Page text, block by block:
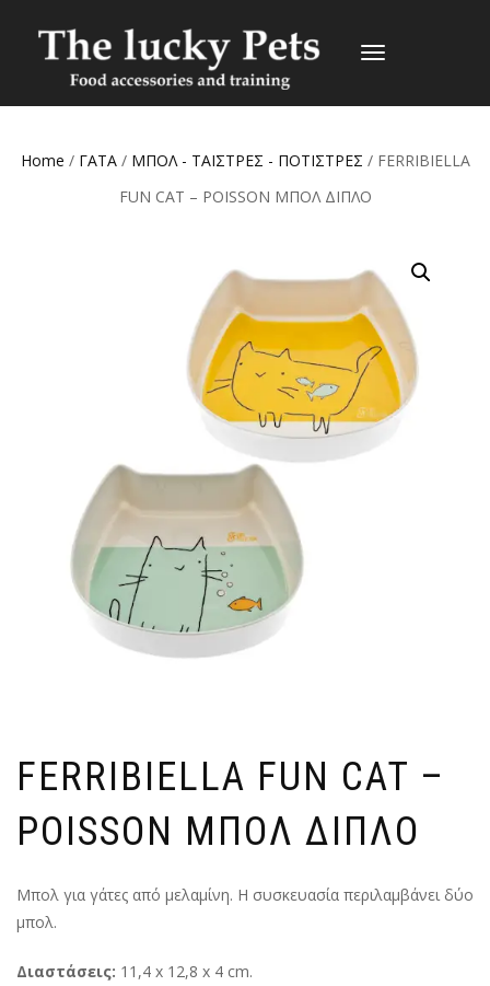
TOGGLE
Home / ΓΑΤΑ/ ΜΠΟΛ - ΤΑΪΣΤΡΕΣ - ΠΟΤΙΣΤΡΕΣ / FERRIBIELLA
FUN CAT – POISSON ΜΠΟΛ ΔΙΠΛΟ
FERRIBIELLA FUN CAT –
POISSON ΜΠΟΛ ΔΙΠΛΟ
Μπολ για γάτες από μελαμίνη. Η συσκευασία περιλαμβάνει δύο
μπολ.
Διαστάσεις: 11,4 x 12,8 x 4 cm.